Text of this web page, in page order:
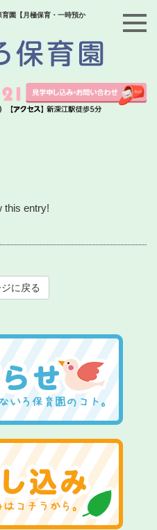
園【月極保育・一時預か
this entry!
に戻る